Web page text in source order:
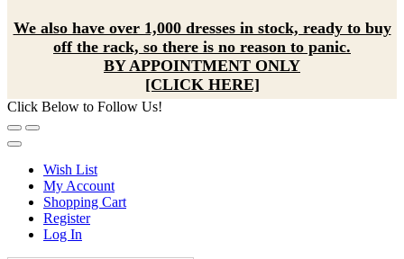
We also have over 1,000 dresses in stock, ready to buy
off the rack, so there is no reason to panic.
BY APPOINTMENT ONLY
[CLICK HERE]
Click Below to Follow Us!
Wish List
My Account
Shopping Cart
Register
Log In